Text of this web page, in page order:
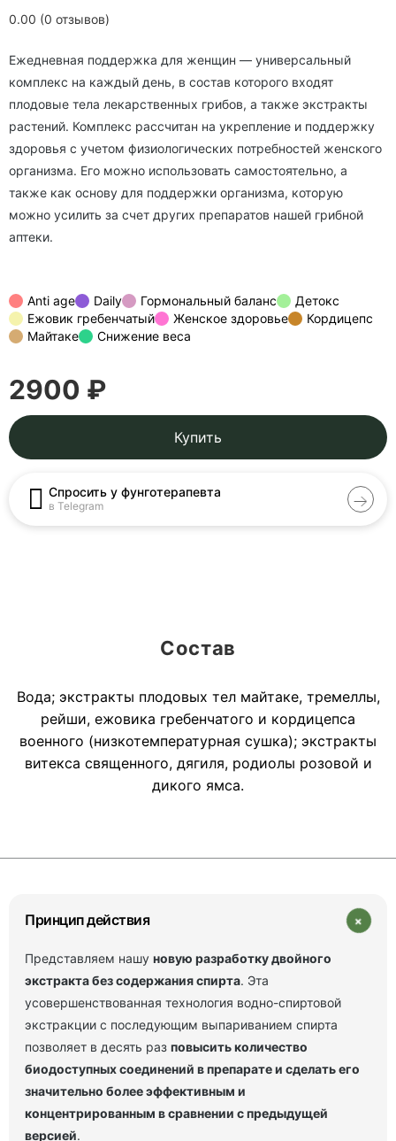
0.00 (0 отзывов)
Ежедневная поддержка для женщин — универсальный
комплекс на каждый день, в состав которого входят
плодовые тела лекарственных грибов, а также экстракты
растений. Комплекс рассчитан на укрепление и поддержку
здоровья с учетом физиологических потребностей женского
организма. Его можно использовать самостоятельно, а
также как основу для поддержки организма, которую
можно усилить за счет других препаратов нашей грибной
аптеки.
Anti age Daily Гормональный баланс
Детокс
Ежовик гребенчатый
Женское здоровье
Кордицепс
Майтаке
Снижение веса
2900 ₽
Купить
Спросить у фунготерапевта
в Telegram
Состав
Вода; экстракты плодовых тел майтаке, тремеллы,
рейши, ежовика гребенчатого и кордицепса
военного (низкотемпературная сушка); экстракты
витекса священного, дягиля, родиолы розовой и
дикого ямса.
Принцип действия +
Представляем нашу новую разработку двойного
экстракта без содержания спирта. Эта
усовершенствованная технология водно-спиртовой
экстракции с последующим выпариванием спирта
позволяет в десять раз повысить количество
биодоступных соединений в препарате и сделать его
значительно более эффективным и
концентрированным в сравнении с предыдущей
версией.